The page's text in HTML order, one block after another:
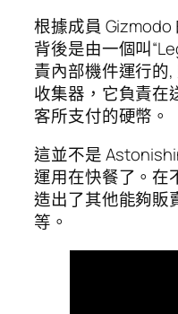
根據成員
背後是由一個叫
責內部機件運行的
收集器，它負責在
客所支付的硬幣。
這並不是
運用在快餐了。在
造出了其他能夠販
等。